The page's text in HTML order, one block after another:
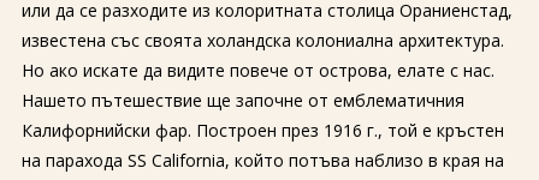
или да се разходите из колоритната столица Ораниенстад,
известена със своята холандска колониална архитектура.
Но ако искате да видите повече от острова, елате с нас.
Нашето пътешествие ще започне от емблематичния
Калифорнийски фар. Построен през 1916 г., той е кръстен
на парахода SS California, който потъва наблизо в края на